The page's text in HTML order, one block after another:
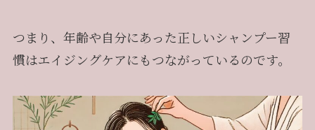
つまり、年齢や自分にあった正しいシャンプー習
慣はエイジングケアにもつながっているのです。